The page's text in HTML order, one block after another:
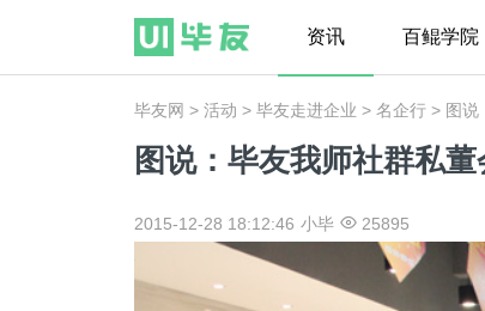
资讯 百鲲学院
毕友网 > 活动 > 毕友走进企业 > 名企行 > 图说
图说：毕友我师社群私
2015-12-28 18:12:46 小毕 25895